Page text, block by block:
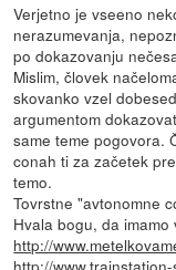
Verjetno je vseeno
nerazumevanja,
po dokazovanju
Mislim, človek
skovanko vzel
argumentom
same teme pogovora.
conah ti za začetek
temo.
Tovrstne "avtonomne
Hvala bogu, da
http://
http://